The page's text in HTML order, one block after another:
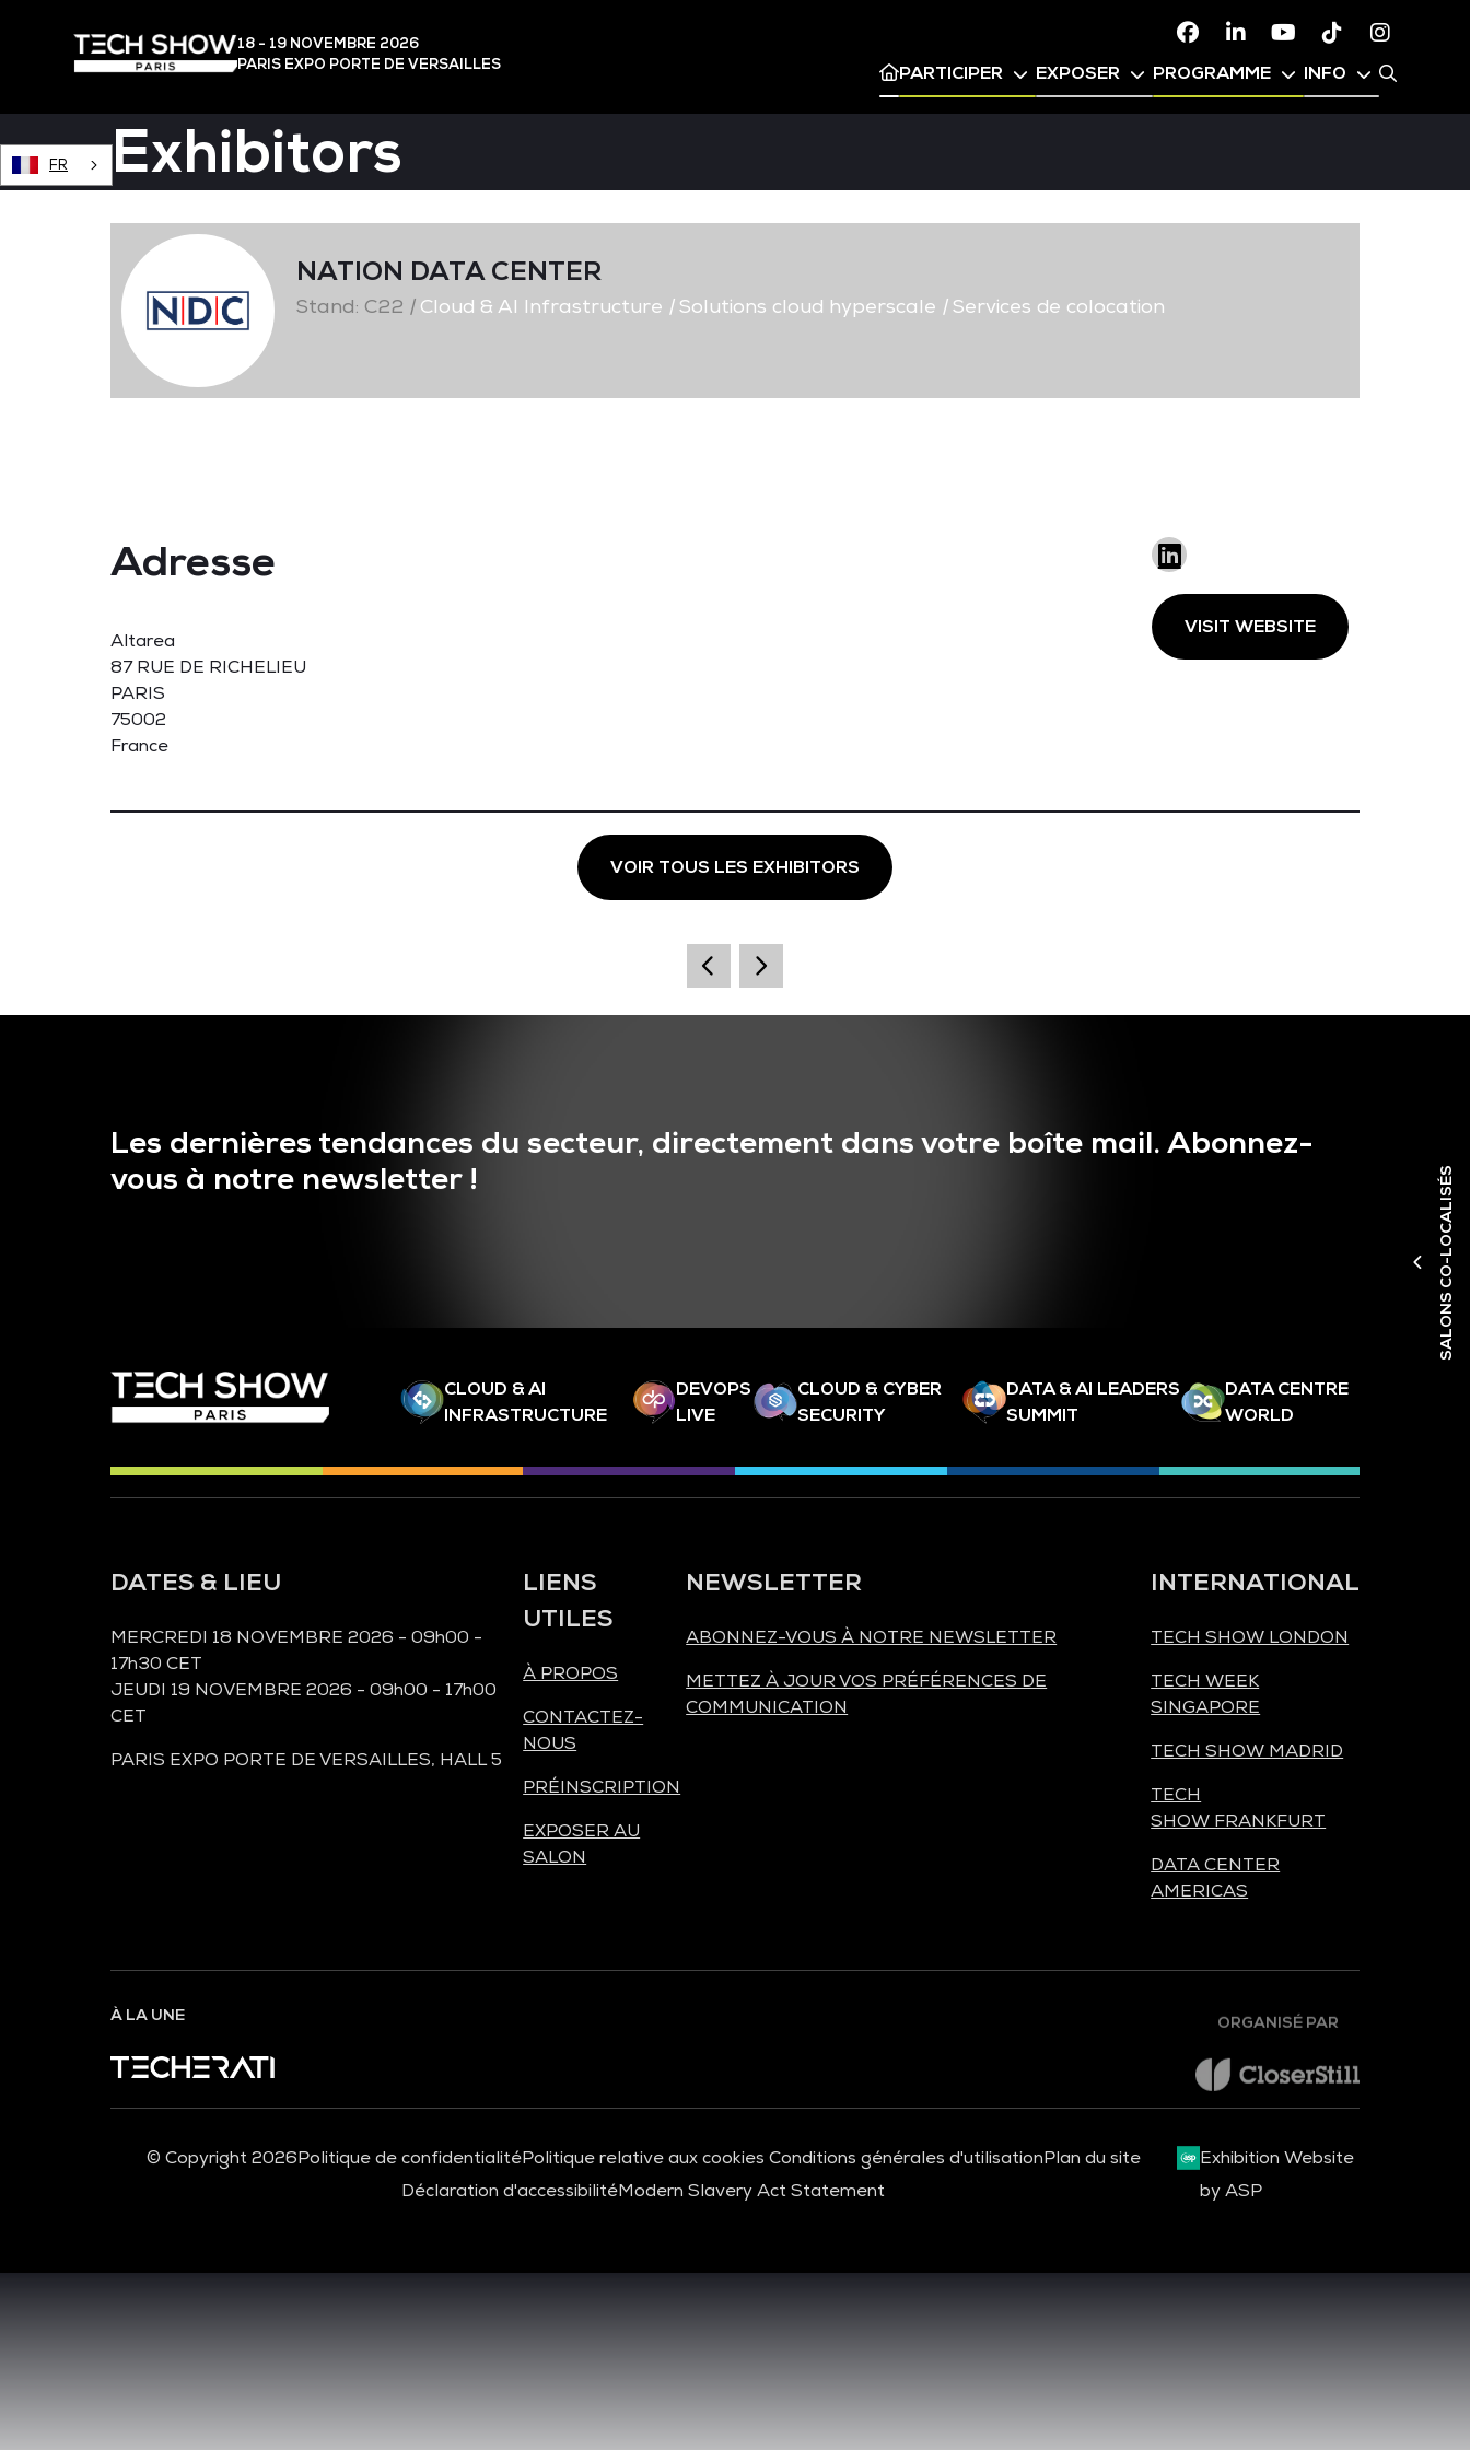
18 - 19 NOVEMBRE 2026
PARIS EXPO PORTE DE VERSAILLES
FacebookLinkedinYoutubeTikTok
PARTICIPER EXPOSER PROGRAMME INFO
FR
SALONS CO-LOCALISÉS
Exhibitors
NATION DATA CENTER
Stand: C22 |Cloud & AI Infrastructure |Solutions cloud hyperscale |Services de colocation
Adresse
Altarea
87 RUE DE RICHELIEU
PARIS
75002
France
VISIT WEBSITE
VOIR TOUS LES EXHIBITORS
Les dernières tendances du secteur, directement dans votre boîte mail. Abonnez-
vous à notre newsletter !
CLOUD & AI
INFRASTRUCTURE
DEVOPS
LIVE
CLOUD & CYBER
SECURITY
DATA & AI LEADERS
SUMMIT
DATA CENTRE
WORLD
DATES & LIEU
MERCREDI 18 NOVEMBRE 2026 - 09h00 -
17h30 CET
JEUDI 19 NOVEMBRE 2026 - 09h00 - 17h00
CET
PARIS EXPO PORTE DE VERSAILLES, HALL 5
LIENS
UTILES
À PROPOS
CONTACTEZ-
NOUS
PRÉINSCRIPTION
EXPOSER AU
SALON
NEWSLETTER
ABONNEZ-VOUS À NOTRE NEWSLETTER
METTEZ À JOUR VOS PRÉFÉRENCES DE
COMMUNICATION
INTERNATIONAL
TECH SHOW LONDON
TECH WEEK
SINGAPORE
TECH SHOW MADRID
TECH
SHOW FRANKFURT
DATA CENTER
AMERICAS
À LA UNE ORGANISÉ PAR
© Copyright 2026Politique de confidentialitéPolitique relative aux cookies Conditions générales d'utilisationPlan du site
Déclaration d'accessibilitéModern Slavery Act Statement
Exhibition Website
by ASP